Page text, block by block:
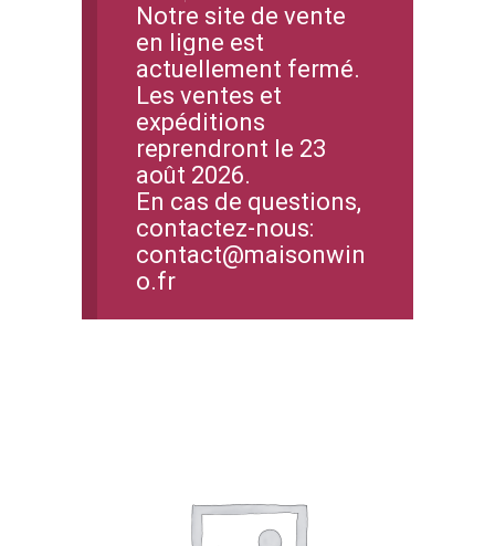
Notre site de vente
en ligne est
actuellement fermé.
Les ventes et
expéditions
reprendront le 23
août 2026.
En cas de questions,
contactez-nous:
contact@maisonwin
o.fr